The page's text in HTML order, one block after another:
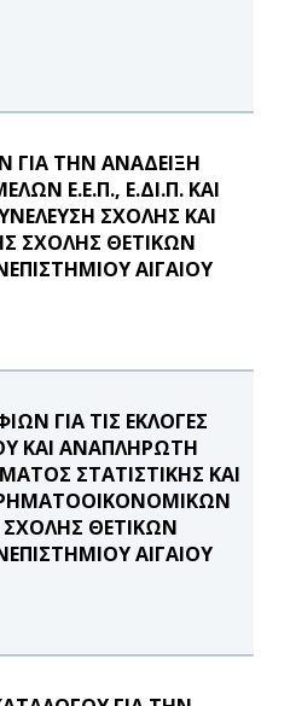
ΓΙΑ ΤΗΝ ΑΝΑΔΕΙΞΗ
Ε.Ε.Π., Ε.ΔΙ.Π. ΚΑΙ
ΣΧΟΛΗΣ ΚΑΙ
ΣΧΟΛΗΣ ΘΕΤΙΚΩΝ
ΑΙΓΑΙΟΥ
ΓΙΑ ΤΙΣ ΕΚΛΟΓΕΣ
ΚΑΙ ΑΝΑΠΛΗΡΩΤΗ
ΣΤΑΤΙΣΤΙΚΗΣ ΚΑΙ
ΘΕΤΙΚΩΝ
ΑΙΓΑΙΟΥ